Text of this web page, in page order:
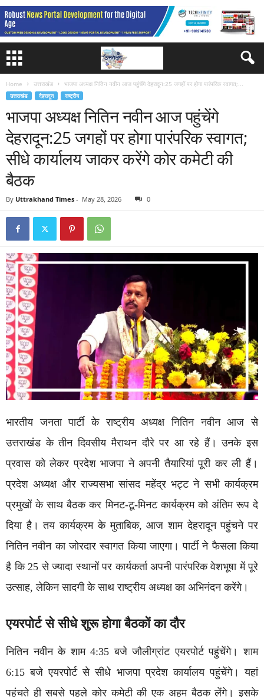
Home उत्तराखंड भाजपा अध्यक्ष नितिन नवीन आज पहुंचेंगे देहरादून:25 जगहों पर होगा पारंपरिक स्वागत;...
उत्तराखंड देहरादून राष्ट्रीय
भाजपा अध्यक्ष नितिन नवीन आज पहुंचेंगे
देहरादून:25 जगहों पर होगा पारंपरिक स्वागत;
सीधे कार्यालय जाकर करेंगे कोर कमेटी की
बैठक
By Uttrakhand Times - May 28, 2026 0
भारतीय जनता पार्टी के राष्ट्रीय अध्यक्ष नितिन नवीन आज से
उत्तराखंड के तीन दिवसीय मैराथन दौरे पर आ रहे हैं। उनके इस
प्रवास को लेकर प्रदेश भाजपा ने अपनी तैयारियां पूरी कर ली हैं।
प्रदेश अध्यक्ष और राज्यसभा सांसद महेंद्र भट्ट ने सभी कार्यक्रम
प्रमुखों के साथ बैठक कर मिनट-टू-मिनट कार्यक्रम को अंतिम रूप दे
दिया है। तय कार्यक्रम के मुताबिक, आज शाम देहरादून पहुंचने पर
नितिन नवीन का जोरदार स्वागत किया जाएगा। पार्टी ने फैसला किया
है कि 25 से ज्यादा स्थानों पर कार्यकर्ता अपनी पारंपरिक वेशभूषा में पूरे
उत्साह, लेकिन सादगी के साथ राष्ट्रीय अध्यक्ष का अभिनंदन करेंगे।
एयरपोर्ट से सीधे शुरू होगा बैठकों का दौर
नितिन नवीन के शाम 4:35 बजे जौलीग्रांट एयरपोर्ट पहुंचेंगे। शाम
6:15 बजे एयरपोर्ट से सीधे भाजपा प्रदेश कार्यालय पहुंचेंगे। यहां
पहुंचते ही सबसे पहले कोर कमेटी की एक अहम बैठक लेंगे। इसके